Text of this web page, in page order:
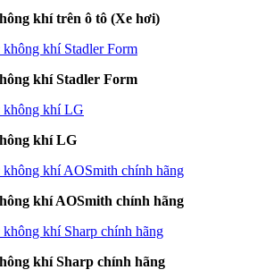
khí trên ô tô (Xe hơi)
khí Stadler Form
khí LG
khí AOSmith chính hãng
khí Sharp chính hãng